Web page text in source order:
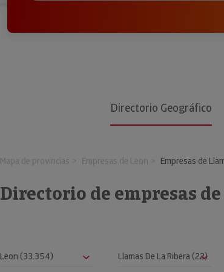
Directorio Geográfico
Mapa de provincias Empresas de Leon Empresas de
Directorio de empresas